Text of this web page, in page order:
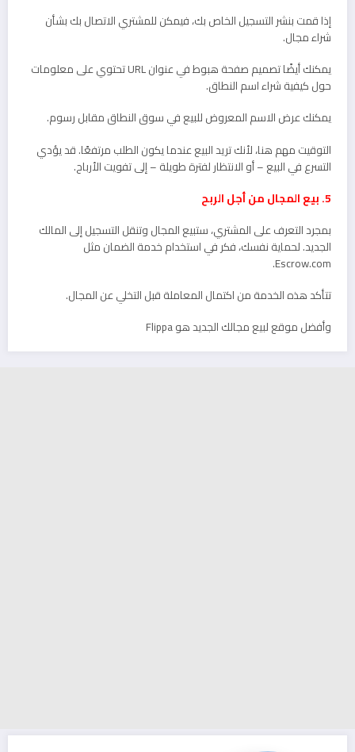
إذا قمت بنشر التسجيل الخاص بك، فيمكن للمشتري الاتصال بك بشأن
شراء مجال.
يمكنك أيضًا تصميم صفحة هبوط في عنوان URL تحتوي على معلومات
حول كيفية شراء اسم النطاق.
يمكنك عرض الاسم المعروض للبيع في سوق النطاق مقابل رسوم.
التوقيت مهم هنا، لأنك تريد البيع عندما يكون الطلب مرتفعًا. قد يؤدي
التسرع في البيع – أو الانتظار لفترة طويلة – إلى تفويت الأرباح.
5. بيع المجال من أجل الربح
بمجرد التعرف على المشتري، ستبيع المجال وتنقل التسجيل إلى المالك
الجديد. لحماية نفسك، فكر في استخدام خدمة الضمان مثل
Escrow.com.
تتأكد هذه الخدمة من اكتمال المعاملة قبل التخلي عن المجال.
وأفضل موقع لبيع مجالك الجديد هو Flippa